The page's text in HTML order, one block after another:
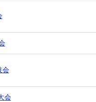
会
会